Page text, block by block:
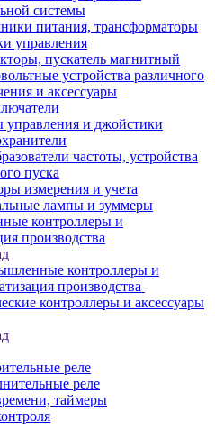
системы
питания, трансформаторы
управления
пускатель магнитный
устройства различного
и аксессуары
управления и джойстики
частоты, устройства
пуска
измерения и учета
лампы и зуммеры
контроллеры и
производства
контроллеры и
производства
контроллеры и аксессуары
реле
реле
таймеры